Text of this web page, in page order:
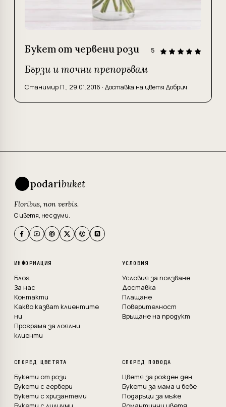
Букет от червени рози 5
Бързи и точни препоръвам
Станимир П., 29.01.2016 · Доставка на цветя Добрич
podaribuket
Floribus, non verbis.
С цветя, не с думи.
ИНФОРМАЦИЯ
Блог
За нас
Контакти
Какво казват клиентите
ни
Програма за лоялни
клиенти
УСЛОВИЯ
Условия за ползване
Доставка
Плащане
Поверителност
Връщане на продукт
СПОРЕД ЦВЕТЯТА
Букети от рози
Букети с гербери
Букети с хризантеми
СПОРЕД ПОВОДА
Цветя за рожден ден
Букети за мама и бебе
Подаръци за мъже